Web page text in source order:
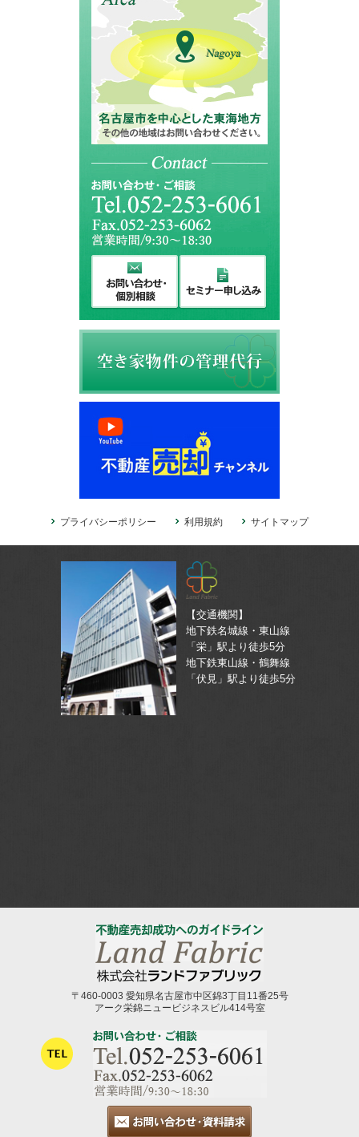
プライバシーポリシー 利用規約 サイトマップ
〒460-0003 愛知県名古屋市中区錦3丁目11番25号
アーク栄錦ニュービジネスビル414号室
【交通機関】
地下鉄名城線・東山線
「栄」駅より徒歩5分
地下鉄東山線・鶴舞線
「伏見」駅より徒歩5分